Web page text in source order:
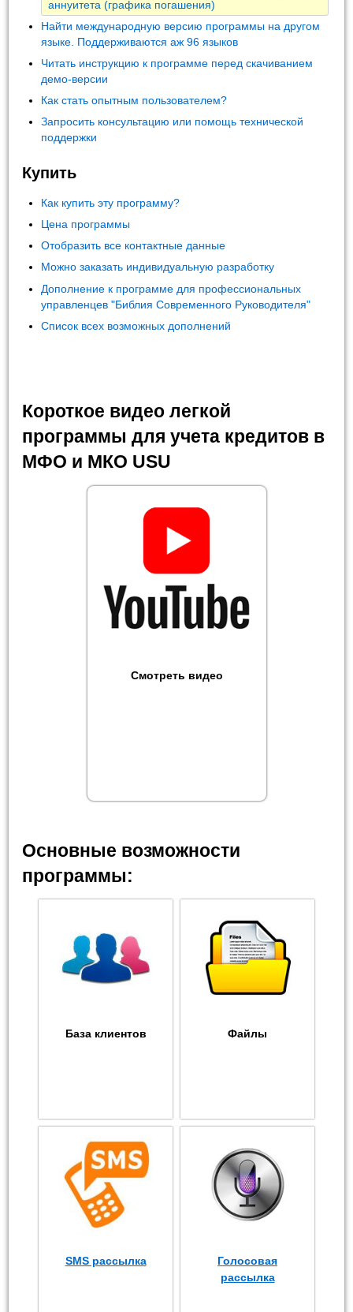
аннуитета (графика погашения)
Найти международную версию программы на другом
языке. Поддерживаются аж 96 языков
Читать инструкцию к программе перед скачиванием
демо-версии
Как стать опытным пользователем?
Запросить консультацию или помощь технической
поддержки
Купить
Как купить эту программу?
Цена программы
Отобразить все контактные данные
Можно заказать индивидуальную разработку
Дополнение к программе для профессиональных
управленцев "Библия Современного Руководителя"
Список всех возможных дополнений
Короткое видео легкой
программы для учета кредитов в
МФО и МКО USU
Смотреть видео
Основные возможности
программы:
База клиентов Файлы
SMS рассылка
Голосовая
рассылка